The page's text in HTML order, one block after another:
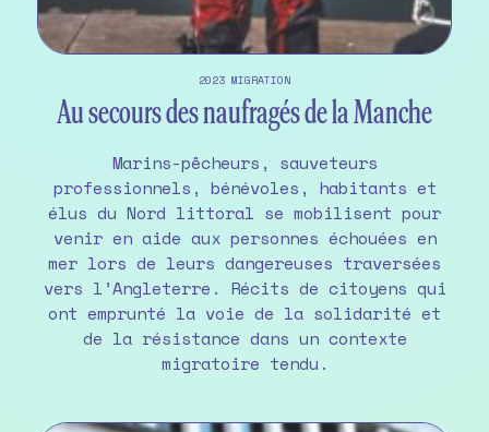
2023 MIGRATION
Au secours des naufragés de la Manche
Marins-pêcheurs, sauveteurs
professionnels, bénévoles, habitants et
élus du Nord littoral se mobilisent pour
venir en aide aux personnes échouées en
mer lors de leurs dangereuses traversées
vers l’Angleterre. Récits de citoyens qui
ont emprunté la voie de la solidarité et
de la résistance dans un contexte
migratoire tendu.